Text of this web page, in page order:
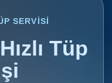
SERVISI
Hızlı Tüp